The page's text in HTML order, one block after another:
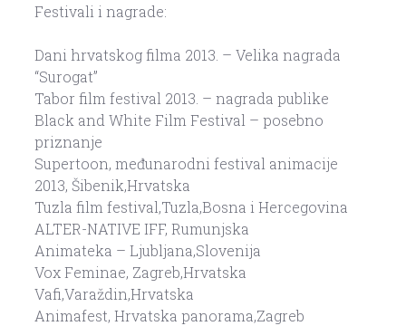
Festivali i nagrade:
Dani hrvatskog filma 2013. – Velika nagrada
“Surogat”
Tabor film festival 2013. – nagrada publike
Black and White Film Festival – posebno
priznanje
Supertoon, međunarodni festival animacije
2013, Šibenik,Hrvatska
Tuzla film festival,Tuzla,Bosna i Hercegovina
ALTER-NATIVE IFF, Rumunjska
Animateka – Ljubljana,Slovenija
Vox Feminae, Zagreb,Hrvatska
Vafi,Varaždin,Hrvatska
Animafest, Hrvatska panorama,Zagreb